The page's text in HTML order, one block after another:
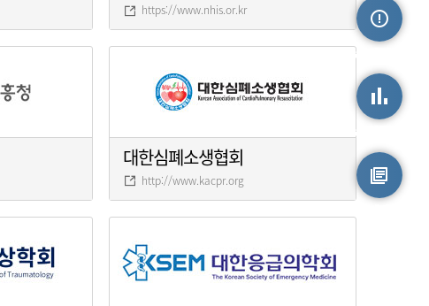
https://www.nhis.or.kr
대한심폐소생협회
http://www.kacpr.org